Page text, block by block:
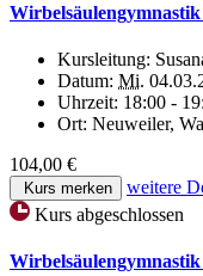
Kursleitung:
Datum: Mi.
Uhrzeit: 18:00 -
Ort: Neuweiler,
104,00 €
Kurs merken
weitere
Kurs abgeschlossen